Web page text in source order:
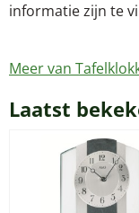
informatie zijn te
Meer van
Laatst